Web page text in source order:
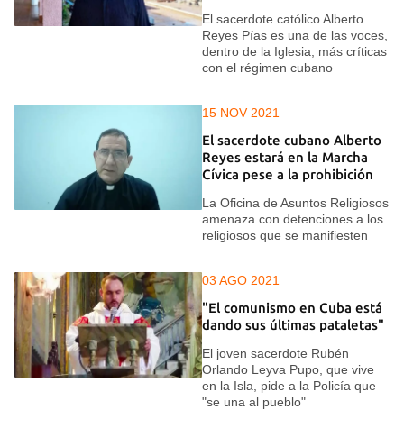
El sacerdote católico Alberto
Reyes Pías es una de las voces,
dentro de la Iglesia, más críticas
con el régimen cubano
15 NOV 2021
El sacerdote cubano Alberto
Reyes estará en la Marcha
Cívica pese a la prohibición
La Oficina de Asuntos Religiosos
amenaza con detenciones a los
religiosos que se manifiesten
03 AGO 2021
"El comunismo en Cuba está
dando sus últimas pataletas"
El joven sacerdote Rubén
Orlando Leyva Pupo, que vive
en la Isla, pide a la Policía que
"se una al pueblo"